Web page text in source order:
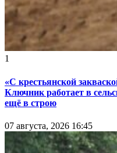
1
«С крестьянской
Ключник работает в
ещё в строю
07 августа, 2026 16:45